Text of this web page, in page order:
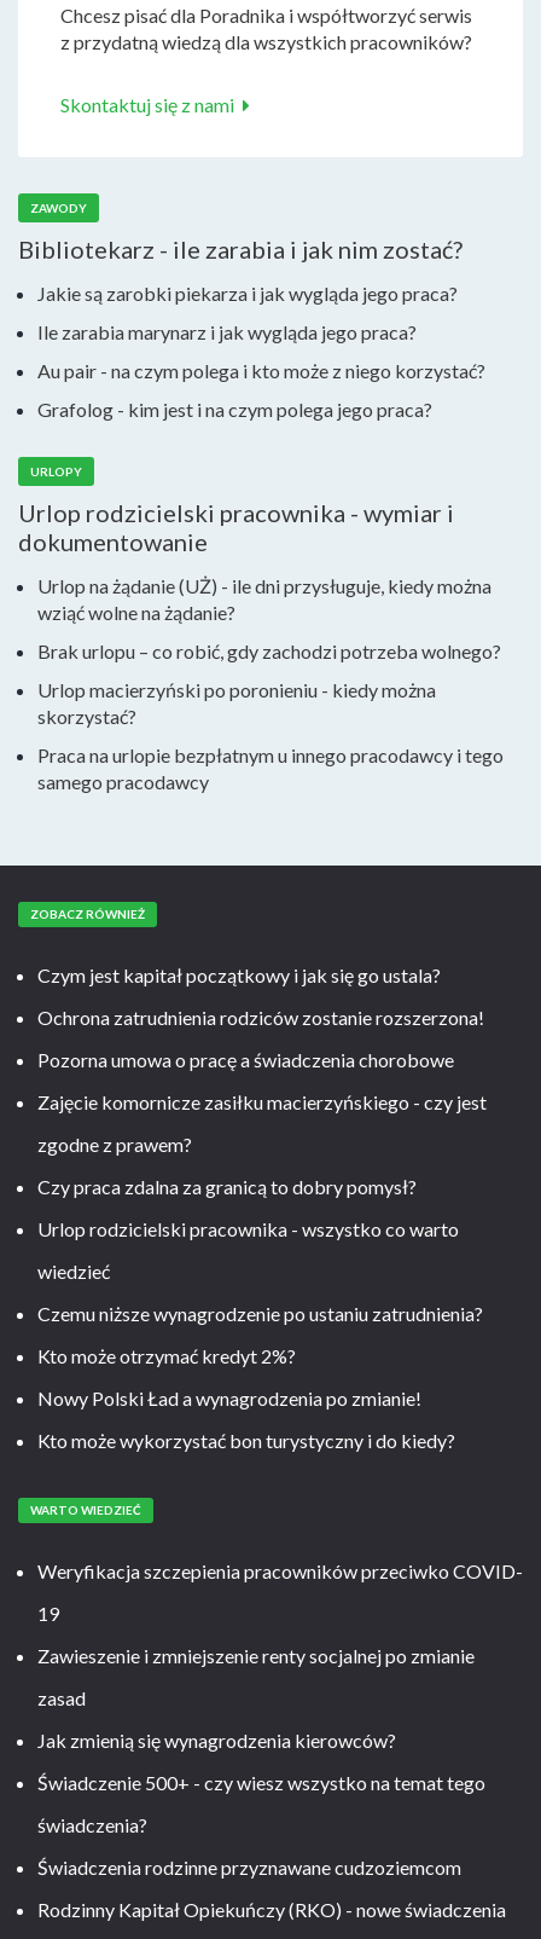
Chcesz pisać dla Poradnika i współtworzyć serwis
z przydatną wiedzą dla wszystkich pracowników?
Skontaktuj się z nami
ZAWODY
Bibliotekarz - ile zarabia i jak nim zostać?
Jakie są zarobki piekarza i jak wygląda jego praca?
Ile zarabia marynarz i jak wygląda jego praca?
Au pair - na czym polega i kto może z niego korzystać?
Grafolog - kim jest i na czym polega jego praca?
URLOPY
Urlop rodzicielski pracownika - wymiar i
dokumentowanie
Urlop na żądanie (UŻ) - ile dni przysługuje, kiedy można
wziąć wolne na żądanie?
Brak urlopu – co robić, gdy zachodzi potrzeba wolnego?
Urlop macierzyński po poronieniu - kiedy można
skorzystać?
Praca na urlopie bezpłatnym u innego pracodawcy i tego
samego pracodawcy
ZOBACZ RÓWNIEŻ
Czym jest kapitał początkowy i jak się go ustala?
Ochrona zatrudnienia rodziców zostanie rozszerzona!
Pozorna umowa o pracę a świadczenia chorobowe
Zajęcie komornicze zasiłku macierzyńskiego - czy jest
zgodne z prawem?
Czy praca zdalna za granicą to dobry pomysł?
Urlop rodzicielski pracownika - wszystko co warto
wiedzieć
Czemu niższe wynagrodzenie po ustaniu zatrudnienia?
Kto może otrzymać kredyt 2%?
Nowy Polski Ład a wynagrodzenia po zmianie!
Kto może wykorzystać bon turystyczny i do kiedy?
WARTO WIEDZIEĆ
Weryfikacja szczepienia pracowników przeciwko COVID-
19
Zawieszenie i zmniejszenie renty socjalnej po zmianie
zasad
Jak zmienią się wynagrodzenia kierowców?
Świadczenie 500+ - czy wiesz wszystko na temat tego
świadczenia?
Świadczenia rodzinne przyznawane cudzoziemcom
Rodzinny Kapitał Opiekuńczy (RKO) - nowe świadczenia